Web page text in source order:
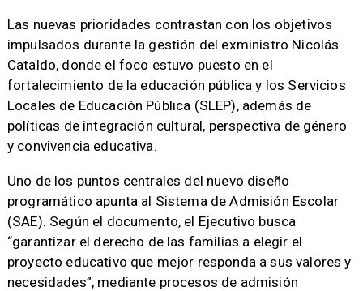
Las nuevas prioridades contrastan con los objetivos
impulsados durante la gestión del exministro Nicolás
Cataldo, donde el foco estuvo puesto en el
fortalecimiento de la educación pública y los Servicios
Locales de Educación Pública (SLEP), además de
políticas de integración cultural, perspectiva de género
y convivencia educativa.
Uno de los puntos centrales del nuevo diseño
programático apunta al Sistema de Admisión Escolar
(SAE). Según el documento, el Ejecutivo busca
“garantizar el derecho de las familias a elegir el
proyecto educativo que mejor responda a sus valores y
necesidades”, mediante procesos de admisión